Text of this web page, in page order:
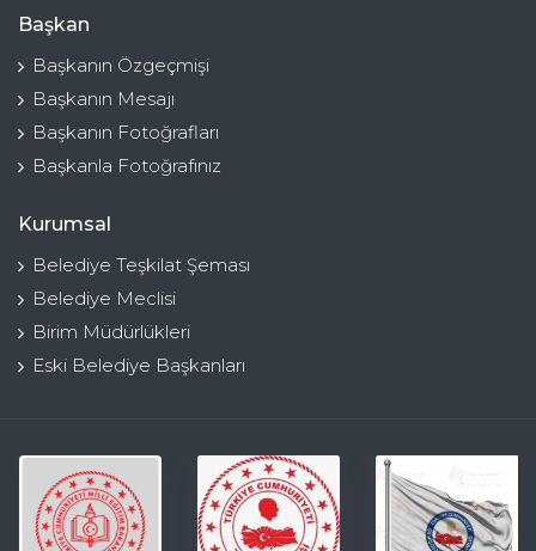
Başkan
Başkanın Özgeçmişi
Başkanın Mesajı
Başkanın Fotoğrafları
Başkanla Fotoğrafınız
Kurumsal
Belediye Teşkilat Şeması
Belediye Meclisi
Birim Müdürlükleri
Eski Belediye Başkanları